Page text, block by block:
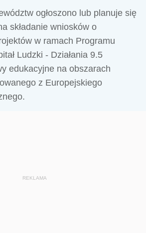
ogłoszono lub planuje się
składanie wniosków o
w ramach Programu
Ludzki - Działania 9.5
edukacyjne na obszarach
z Europejskiego
REKLAMA